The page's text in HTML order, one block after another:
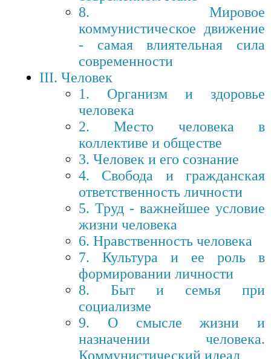
8. Мировое
коммунистическое движение
- самая влиятельная сила
современности
III. Человек
1. Организм и здоровье
человека
2. Место человека в
коллективе и обществе
3. Человек и его сознание
4. Свобода и гражданская
ответственность личности
5. Труд - важнейшее условие
жизни человека
6. Нравственность человека
7. Культура и ее роль в
формировании личности
8. Быт и семья при
социализме
9. О смысле жизни и
назначении человека.
Коммунистический идеал